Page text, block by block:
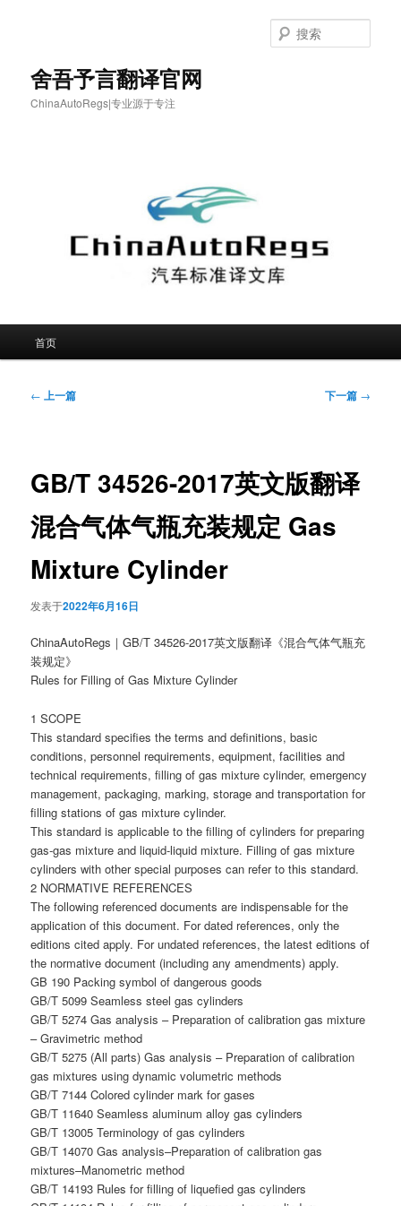
舍吾予言翻译官网
ChinaAutoRegs|专业源于专注
索
首页
文
← 上一篇 下一篇 →
GB/T 34526-2017英文版翻译
混合气体气瓶充装规定 Gas
Mixture Cylinder
发表于2022年6月16日
ChinaAutoRegs｜GB/T 34526-2017英文版翻译《混合气体气瓶充
装规定》
Rules for Filling of Gas Mixture Cylinder
1 SCOPE
This standard specifies the terms and definitions, basic
conditions, personnel requirements, equipment, facilities and
technical requirements, filling of gas mixture cylinder, emergency
management, packaging, marking, storage and transportation for
filling stations of gas mixture cylinder.
This standard is applicable to the filling of cylinders for preparing
gas-gas mixture and liquid-liquid mixture. Filling of gas mixture
cylinders with other special purposes can refer to this standard.
2 NORMATIVE REFERENCES
The following referenced documents are indispensable for the
application of this document. For dated references, only the
editions cited apply. For undated references, the latest editions of
the normative document (including any amendments) apply.
GB 190 Packing symbol of dangerous goods
GB/T 5099 Seamless steel gas cylinders
GB/T 5274 Gas analysis – Preparation of calibration gas mixture
– Gravimetric method
GB/T 5275 (All parts) Gas analysis – Preparation of calibration
gas mixtures using dynamic volumetric methods
GB/T 7144 Colored cylinder mark for gases
GB/T 11640 Seamless aluminum alloy gas cylinders
GB/T 13005 Terminology of gas cylinders
GB/T 14070 Gas analysis–Preparation of calibration gas
mixtures–Manometric method
GB/T 14193 Rules for filling of liquefied gas cylinders